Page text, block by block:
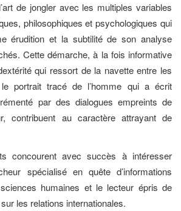
de jongler avec les multiples variables
philosophiques et psychologiques qui
érudition et la subtilité de son analyse
Cette démarche, à la fois informative
qui ressort de la navette entre les
portrait tracé de l’homme qui a écrit
par des dialogues empreints de
contribuent au caractère attrayant de
concourent avec succès à intéresser
spécialisé en quête d’informations
humaines et le lecteur épris de
les relations internationales.